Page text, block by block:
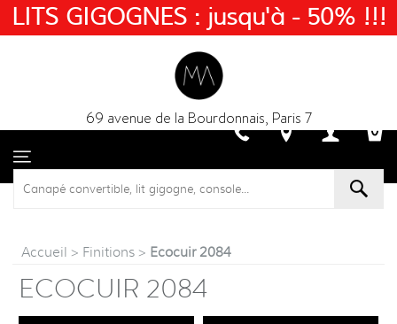
69 avenue de la Bourdonnais, Paris 7
Accueil > Finitions > Ecocuir 2084
ECOCUIR 2084
LITS GIGOGNES : jusqu'à - 50% !!!